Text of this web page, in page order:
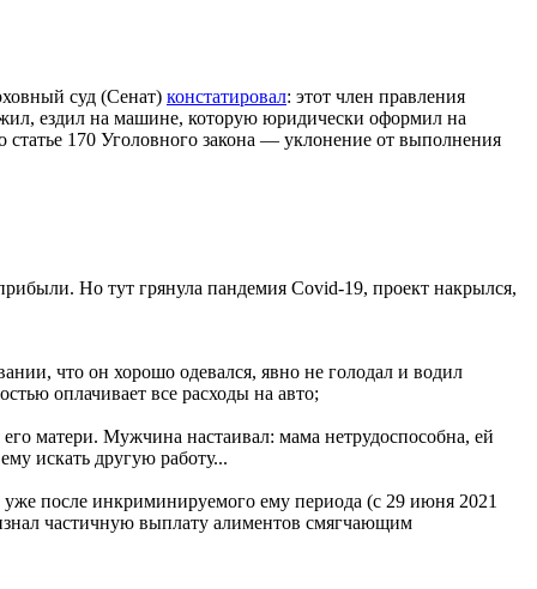
суд (Сенат) констатировал: этот член правления
ездил на машине, которую юридически оформил на
170 Уголовного закона — уклонение от выполнения
Но тут грянула пандемия Covid-19, проект накрылся,
что он хорошо одевался, явно не голодал и водил
оплачивает все расходы на авто;
матери. Мужчина настаивал: мама нетрудоспособна, ей
искать другую работу...
после инкриминируемого ему периода (с 29 июня 2021
частичную выплату алиментов смягчающим